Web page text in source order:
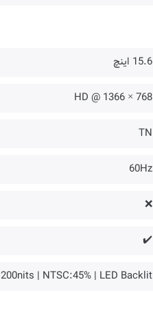
15.6 اینچ
768 × 1366 @ HD
TN
60Hz
❌
✔️
200nits | NTSC:45% | LED Backlit